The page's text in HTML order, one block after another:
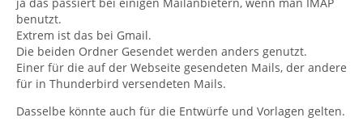
benutzt.
Extrem ist das bei Gmail.
Die beiden Ordner Gesendet werden anders genutzt.
Einer für die auf der Webseite gesendeten Mails, der andere
für in Thunderbird versendeten Mails.
Dasselbe könnte auch für die Entwürfe und Vorlagen gelten.